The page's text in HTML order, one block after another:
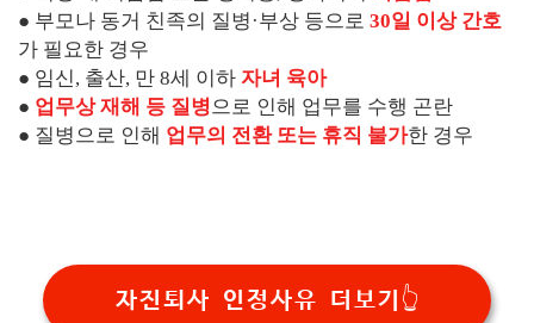
● 부모나 동거 친족의 질병·부상 등으로 30일 이상 간호
가 필요한 경우
● 임신, 출산, 만 8세 이하 자녀 육아
● 업무상 재해 등 질병으로 인해 업무를 수행 곤란
● 질병으로 인해 업무의 전환 또는 휴직 불가한 경우
자진퇴사 인정사유 더보기👆